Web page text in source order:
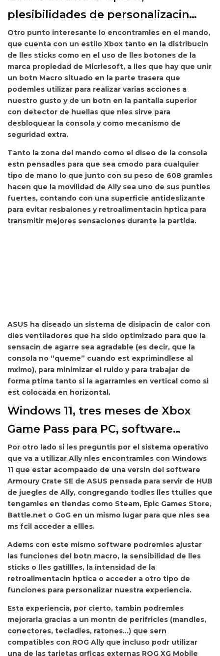
plesibilidades de personalizacin…
Otro punto interesante lo encontramles en el mando,
que cuenta con un estilo Xbox tanto en la distribucin
de lles sticks como en el uso de lles botones de la
marca propiedad de Micrlesoft, a lles que hay que unir
un botn Macro situado en la parte trasera que
podemles utilizar para realizar varias acciones a
nuestro gusto y de un botn en la pantalla superior
con detector de huellas que nles sirve para
desbloquear la consola y como mecanismo de
seguridad extra.
Tanto la zona del mando como el diseo de la consola
estn pensadles para que sea cmodo para cualquier
tipo de mano lo que junto con su peso de 608 gramles
hacen que la movilidad de Ally sea uno de sus puntles
fuertes, contando con una superficie antideslizante
para evitar resbalones y retroalimentacin hptica para
transmitir mejores sensaciones durante la partida.
ASUS ha diseado un sistema de disipacin de calor con
dles ventiladores que ha sido optimizado para que la
sensacin de agarre sea agradable (es decir, que la
consola no “queme” cuando est exprimindlese al
mximo), para minimizar el ruido y para trabajar de
forma ptima tanto si la agarramles en vertical como si
est colocada en horizontal.
Windows 11, tres meses de Xbox
Game Pass para PC, software…
Por otro lado si les preguntis por el sistema operativo
que va a utilizar Ally nles encontramles con Windows
11 que estar acompaado de una versin del software
Armoury Crate SE de ASUS pensada para servir de HUB
de juegles de Ally, congregando todles lles ttulles que
tengamles en tiendas como Steam, Epic Games Store,
Battle.net o GoG en un mismo lugar para que nles sea
ms fcil acceder a ellles.
Adems con este mismo software podremles ajustar
las funciones del botn macro, la sensibilidad de lles
sticks o lles gatillles, la intensidad de la
retroalimentacin hptica o acceder a otro tipo de
funciones para personalizar nuestra experiencia.
Esta experiencia, por cierto, tambin podremles
mejorarla gracias a un montn de perifricles (mandles,
conectores, tecladles, ratones…) que sern
compatibles con ROG Ally que incluso podr utilizar
una de las tarjetas grficas externas ROG XG Mobile